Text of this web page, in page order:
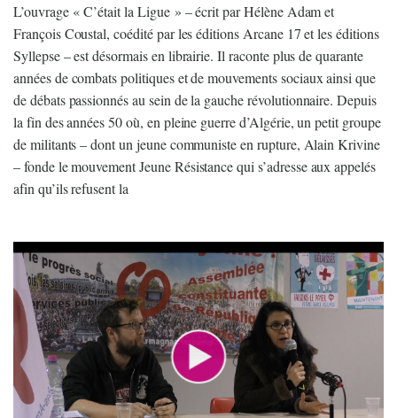
L’ouvrage « C’était la Ligue » – écrit par Hélène Adam et
François Coustal, coédité par les éditions Arcane 17 et les éditions
Syllepse – est désormais en librairie. Il raconte plus de quarante
années de combats politiques et de mouvements sociaux ainsi que
de débats passionnés au sein de la gauche révolutionnaire. Depuis
la fin des années 50 où, en pleine guerre d’Algérie, un petit groupe
de militants – dont un jeune communiste en rupture, Alain Krivine
– fonde le mouvement Jeune Résistance qui s’adresse aux appelés
afin qu’ils refusent la